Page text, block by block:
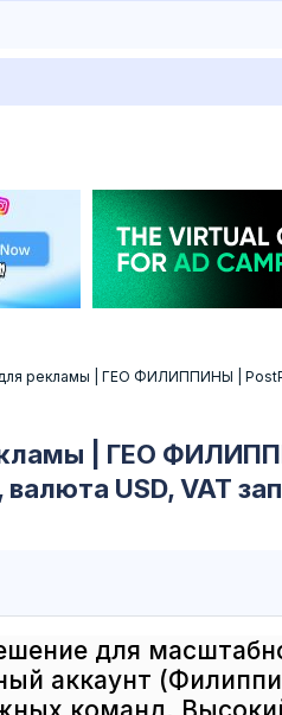
для рекламы | ГЕО ФИЛИППИНЫ |
| ГЕО
USD, VAT
для
аккаунт